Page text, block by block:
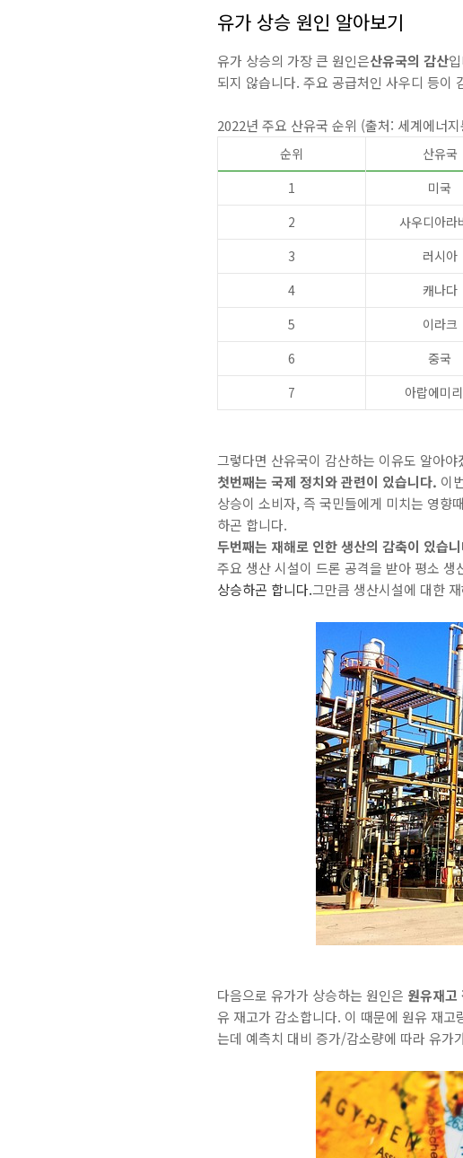
유가 상승 원인 알아보기
유가 상승의 가장 큰 원인은산유국의 감산
되지 않습니다. 주요 공급처인 사우디 등이
2022년 주요 산유국 순위 (출처: 세계에너
순위
산유국
1
미국
2
사우디아라
3
러시아
4
캐나다
5
이라크
6
중국
7
아랍에미
그렇다면 산유국이 감산하는 이유도 알아
첫번째는 국제 정치와 관련이 있습니다. 이
상승이 소비자, 즉 국민들에게 미치는 영향
하곤 합니다.
두번째는 재해로 인한 생산의 감축이 있습
주요 생산 시설이 드론 공격을 받아 평소
상승하곤 합니다.그만큼 생산시설에 대한
다음으로 유가가 상승하는 원인은 원유재고
유 재고가 감소합니다. 이 때문에 원유 재
는데 예측치 대비 증가/감소량에 따라 유가